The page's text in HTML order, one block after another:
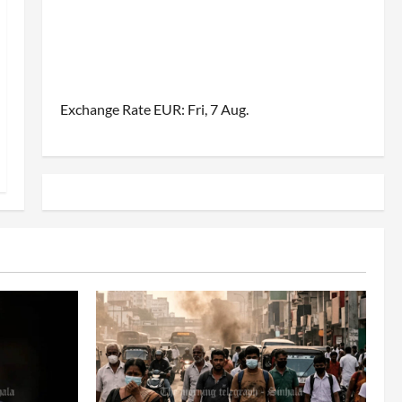
Exchange Rate EUR: Fri, 7 Aug.